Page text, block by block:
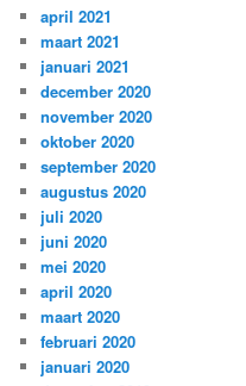
april 2021
maart 2021
januari 2021
december 2020
november 2020
oktober 2020
september 2020
augustus 2020
juli 2020
juni 2020
mei 2020
april 2020
maart 2020
februari 2020
januari 2020